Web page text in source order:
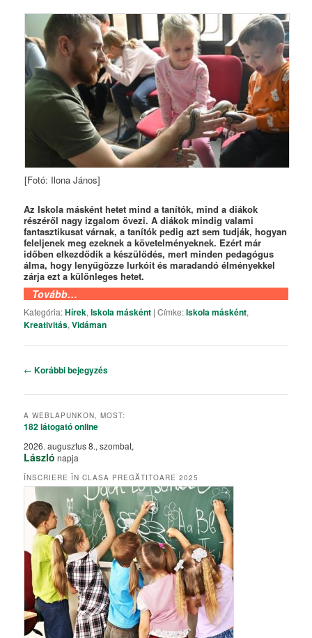
[Fotó: Ilona János]
Az Iskola másként hetet mind a tanítók, mind a diákok
részéről nagy izgalom övezi. A diákok mindig valami
fantasztikusat várnak, a tanítók pedig azt sem tudják, hogyan
feleljenek meg ezeknek a követelményeknek. Ezért már
időben elkezdődik a készülődés, mert minden pedagógus
álma, hogy lenyűgözze lurkóit és maradandó élményekkel
zárja ezt a különleges hetet.
Tovább…
Kategória:Hírek,Iskola másként |Címke:Iskola másként,
Kreativitás,Vidáman
Bejegyzés navigáció
← Korábbi bejegyzés
A WEBLAPUNKON, MOST:
182 látogatóonline
2026. augusztus 8., szombat,
László napja
ÎNSCRIERE ÎN CLASA PREGĂTITOARE 2025